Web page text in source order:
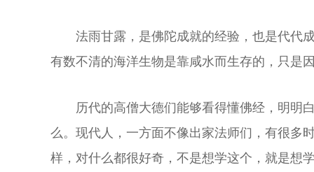
法雨甘露，是佛陀成就的经验，也是代代
有数不清的海洋生物是靠咸水而生存的，只是
历代的高僧大德们能够看得懂佛经，明明
么。现代人，一方面不像出家法师们，有很多
样，对什么都很好奇，不是想学这个，就是想